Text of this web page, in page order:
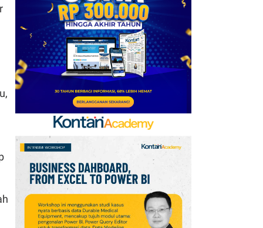
Kerja Sama dengan
Emirates hingga 2033, Ini
Detail Kemitraannya
7
Klasemen Grup A Piala
AFF 2026: Ini Skenario
Indonesia Lolos ke
Semifinal
8
Promo Alfamart Murah
Banget 7–13 Agustus
2026, Sunlight hingga
Bebelac Diskon
FIFA Akhirnya Cairkan
Hadiah Timnas Yordania